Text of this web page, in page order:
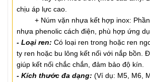
chịu áp lực cao.
+ Núm vặn nhựa kết hợp inox: Phần
nhựa phenolic cách điện, phù hợp ứng
- Loại ren: Có loại ren trong hoặc ren
ty ren hoặc bu lông kết nối với nắp bồn.
giúp kết nối chắc chắn, đảm bảo độ kín.
- Kích thước đa dạng: (Ví dụ: M5, M6,